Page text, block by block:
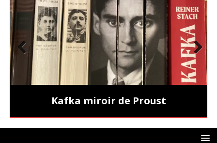
Kafka miroir de Proust
Nex